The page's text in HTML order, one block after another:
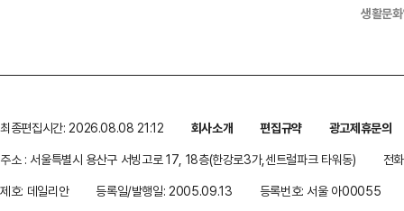
생활문
최종편집시간: 2026.08.08 21:12 회사소개 편집규약
광고제휴문의
주소 : 서울특별시 용산구 서빙고로 17, 18층(한강로3가,센트럴파크 타워동)
전
제호: 데일리안
등록일/발행일: 2005.09.13 등록번호: 서울 아00055